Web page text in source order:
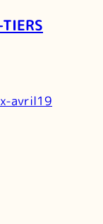
avril19